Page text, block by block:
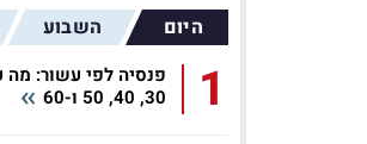
היום השבוע
1
30, 40, 50 ו-60